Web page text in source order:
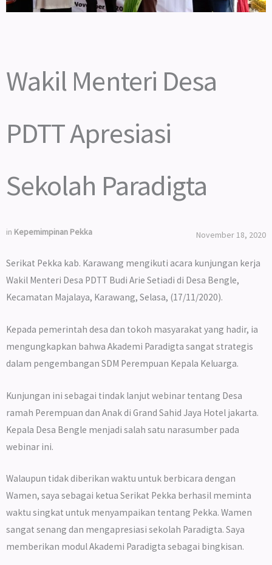
Wakil Menteri Desa
PDTT Apresiasi
Sekolah Paradigta
in Kepemimpinan Pekka November 18, 2020
Serikat Pekka kab. Karawang mengikuti acara kunjungan kerja
Wakil Menteri Desa PDTT Budi Arie Setiadi di Desa Bengle,
Kecamatan Majalaya, Karawang, Selasa, (17/11/2020).
Kepada pemerintah desa dan tokoh masyarakat yang hadir, ia
mengungkapkan bahwa Akademi Paradigta sangat strategis
dalam pengembangan SDM Perempuan Kepala Keluarga.
Kunjungan ini sebagai tindak lanjut webinar tentang Desa
ramah Perempuan dan Anak di Grand Sahid Jaya Hotel jakarta.
Kepala Desa Bengle menjadi salah satu narasumber pada
webinar ini.
Walaupun tidak diberikan waktu untuk berbicara dengan
Wamen, saya sebagai ketua Serikat Pekka berhasil meminta
waktu singkat untuk menyampaikan tentang Pekka. Wamen
sangat senang dan mengapresiasi sekolah Paradigta. Saya
memberikan modul Akademi Paradigta sebagai bingkisan.